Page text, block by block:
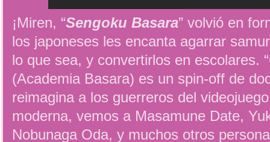
¡Miren, “Sengoku Basara” volvió en
los japoneses les encanta agarrar
lo que sea, y convertirlos en escolares. “
(Academia Basara) es un spin-off de
reimagina a los guerreros del
moderna, vemos a Masamune Date,
Nobunaga Oda, y muchos otros